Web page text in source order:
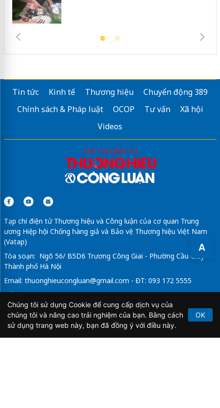
A
Tin tức Kinh tế Thương hiệu
Chuyển động 389
Chính sách & Pháp luật
OCOP Tư vấn
Xã hội
Videos
Tạp chí điện tử Thương hiệu và Công luận của cơ quan Trung
ương Hiệp hội Chống hàng giả và Bảo vệ Thương hiệu Việt Nam
(Vatap)
Tòa soạn: Ngõ 56/ B5D6 Trương Công Giai - Phường Cầu Giấy -
Thành phố Hà Nội
Email: thuonghieucongluan@gmail.com - ĐT: 093 172 5555
Tổng Biên Tập: Vũ Đức Thuận
Giấy phép hoạt động báo chí điện tử số 64/GP-BTTTT do Bộ
Thông tin và Truyền thông cấp ngày 21/2/2020.
Chúng tôi sử dụng Cookie để cung cấp dịch vụ của
chúng tôi và nâng cao trải nghiệm của bạn. Bằng cách
sử dụng trang web này, bạn đã đồng ý với điều này.
OK